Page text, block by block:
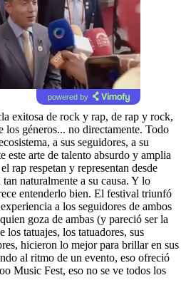
powered by
exitosa de rock y rap, de rap y rock,
los géneros... no directamente. Todo
a sus seguidores, a su
este arte de talento absurdo y amplia
rap respetan y representan desde
naturalmente a su causa. Y lo
entenderlo bien. El festival triunfó
a los seguidores de ambos
goza de ambas (y pareció ser la
los tatuajes, los tatuadores, sus
hicieron lo mejor para brillar en sus
al ritmo de un evento, eso ofreció
Music Fest, eso no se ve todos los